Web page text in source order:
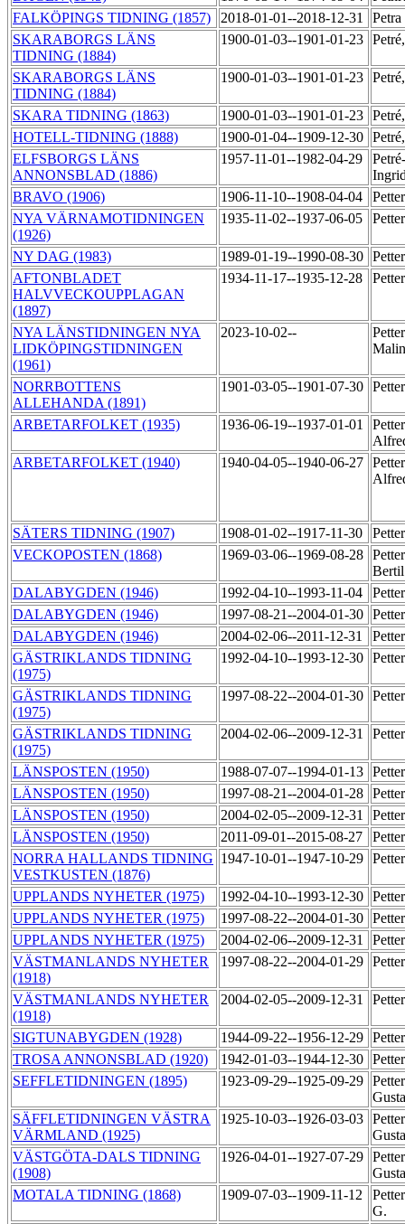
FALKÖPINGS TIDNING (1857)
2018-01-01--2018-12-31
SKARABORGS LÄNS
TIDNING (1884)
1900-01-03--1901-01-23
SKARABORGS LÄNS
TIDNING (1884)
1900-01-03--1901-01-23
SKARA TIDNING (1863) 1900-01-03--1901-01-23
HOTELL-TIDNING (1888)
1900-01-04--1909-12-30
ELFSBORGS LÄNS
ANNONSBLAD (1886)
1957-11-01--1982-04-29
BRAVO (1906)
1906-11-10--1908-04-04
NYA VÄRNAMOTIDNINGEN
(1926)
1935-11-02--1937-06-05
NY DAG (1983) 1989-01-19--1990-08-30
AFTONBLADET
HALVVECKOUPPLAGAN
(1897)
1934-11-17--1935-12-28
NYA LÄNSTIDNINGEN NYA
LIDKÖPINGSTIDNINGEN
(1961)
2023-10-02--
NORRBOTTENS
ALLEHANDA (1891)
1901-03-05--1901-07-30
ARBETARFOLKET (1935) 1936-06-19--1937-01-01
ARBETARFOLKET (1940)
1940-04-05--1940-06-27
SÄTERS TIDNING (1907) 1908-01-02--1917-11-30
VECKOPOSTEN (1868)
1969-03-06--1969-08-28
DALABYGDEN (1946)
1992-04-10--1993-11-04
DALABYGDEN (1946)
1997-08-21--2004-01-30
DALABYGDEN (1946)
2004-02-06--2011-12-31
GÄSTRIKLANDS TIDNING
(1975)
1992-04-10--1993-12-30
GÄSTRIKLANDS TIDNING
(1975)
1997-08-22--2004-01-30
GÄSTRIKLANDS TIDNING
(1975)
2004-02-06--2009-12-31
LÄNSPOSTEN (1950) 1988-07-07--1994-01-13
LÄNSPOSTEN (1950)
1997-08-21--2004-01-28
LÄNSPOSTEN (1950)
2004-02-05--2009-12-31
LÄNSPOSTEN (1950)
2011-09-01--2015-08-27
NORRA HALLANDS TIDNING
VESTKUSTEN (1876)
1947-10-01--1947-10-29
UPPLANDS NYHETER (1975) 1992-04-10--1993-12-30
UPPLANDS NYHETER (1975)
1997-08-22--2004-01-30
UPPLANDS NYHETER (1975)
2004-02-06--2009-12-31
VÄSTMANLANDS NYHETER
(1918)
1997-08-22--2004-01-29
VÄSTMANLANDS NYHETER
(1918)
2004-02-05--2009-12-31
SIGTUNABYGDEN (1928) 1944-09-22--1956-12-29
TROSA ANNONSBLAD (1920)
1942-01-03--1944-12-30
SEFFLETIDNINGEN (1895)
1923-09-29--1925-09-29
SÄFFLETIDNINGEN VÄSTRA
VÄRMLAND (1925)
1925-10-03--1926-03-03
VÄSTGÖTA-DALS TIDNING
(1908)
1926-04-01--1927-07-29
MOTALA TIDNING (1868)
1909-07-03--1909-11-12
G.